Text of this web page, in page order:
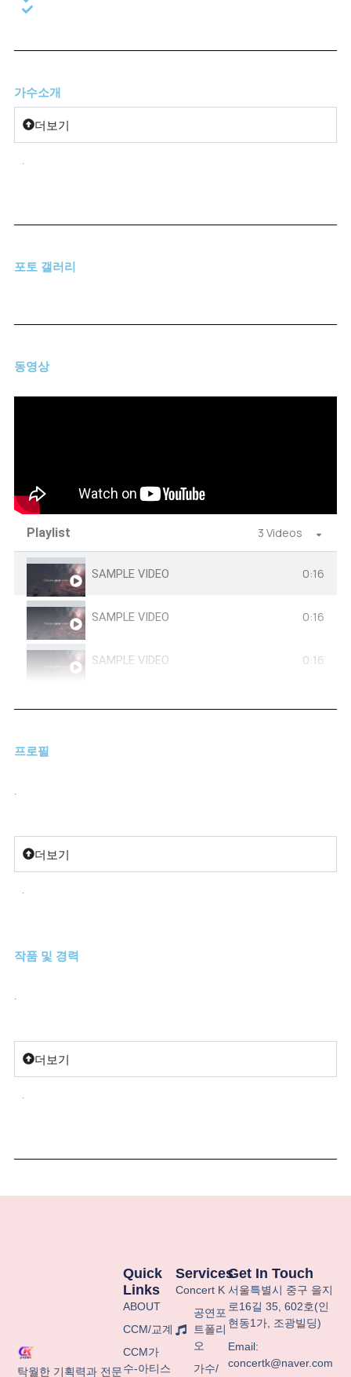
가수소개
더보기
.
포토 갤러리
동영상
Playlist 3 Videos
SAMPLE VIDEO 0:16
SAMPLE VIDEO 0:16
SAMPLE VIDEO 0:16
프로필
.
더보기
.
작품 및 경력
.
더보기
.
탁월한 기획력과 전문
Services
Concert K
공연포
트폴리
오
가수/
Quick
Links
ABOUT
CCM/교계
CCM가
수-아티스
Get In Touch
서울특별시 중구 을지
로16길 35, 602호(인
현동1 가 조광빌딩)
Email:
concertk@naver.com